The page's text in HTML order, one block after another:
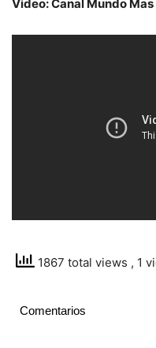
Video: Canal Mundo Mas
1867 total views , 1
Comentarios